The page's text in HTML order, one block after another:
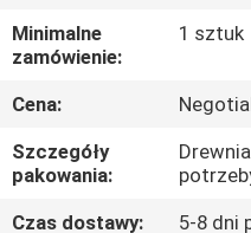
WYCIECZKA
PO
FABRYCE
KONTROLA
Minimalne
zamówienie:
1 sztuk
Cena:
Szczegóły
pakowania:
Czas dostawy:
5-8 dni